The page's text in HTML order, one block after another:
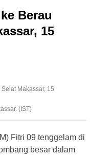
Berau
15
(IST)
Fitri 09 tenggelam di
besar dalam